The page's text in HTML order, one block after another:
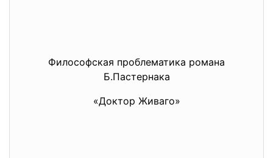
Философская проблематика романа
Б.Пастернака
«Доктор Живаго»